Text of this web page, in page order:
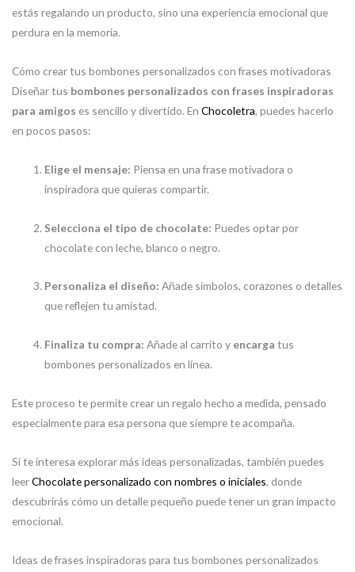
estás regalando un producto, sino una experiencia emocional que
perdura en la memoria.
Cómo crear tus bombones personalizados con frases motivadoras
Diseñar tus bombones personalizados con frases inspiradoras
para amigos es sencillo y divertido. En Chocoletra, puedes hacerlo
en pocos pasos:
Elige el mensaje: Piensa en una frase motivadora o
inspiradora que quieras compartir.
Selecciona el tipo de chocolate: Puedes optar por
chocolate con leche, blanco o negro.
Personaliza el diseño: Añade símbolos, corazones o detalles
que reflejen tu amistad.
Finaliza tu compra: Añade al carrito y encarga tus
bombones personalizados en línea.
Este proceso te permite crear un regalo hecho a medida, pensado
especialmente para esa persona que siempre te acompaña.
Si te interesa explorar más ideas personalizadas, también puedes
leerChocolate personalizado con nombres o iniciales, donde
descubrirás cómo un detalle pequeño puede tener un gran impacto
emocional.
Ideas de frases inspiradoras para tus bombones personalizados